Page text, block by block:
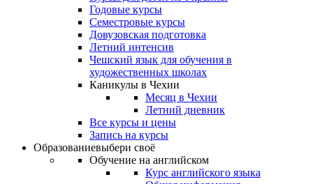
Годовые курсы
Семестровые курсы
Довузовская подготовка
Летний интенсив
Чешский язык для обучения в
художественных школах
Каникулы в Чехии
Месяц в Чехии
Летний дневник
Все курсы и цены
Запись на курсы
Образованиевыбери своё
Обучение на английском
Курс английского языка